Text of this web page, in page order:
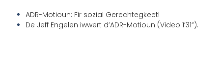
ADR-Motioun: Fir sozial Gerechtegkeet!
De Jeff Engelen iwwert d’ADR-Motioun (Video 1’31”).